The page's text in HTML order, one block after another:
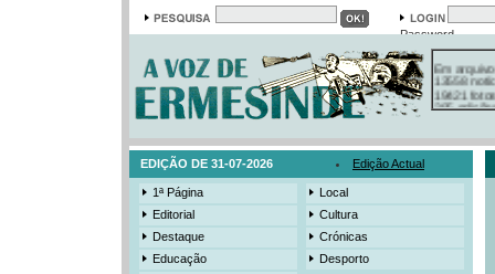
Password
Em arquivo
13558
19421
385
3206
EDIÇÃO DE 31-07-2026 Edição Actual
1ª Página
Editorial
Destaque
Educação
Local
Cultura
Crónicas
Desporto